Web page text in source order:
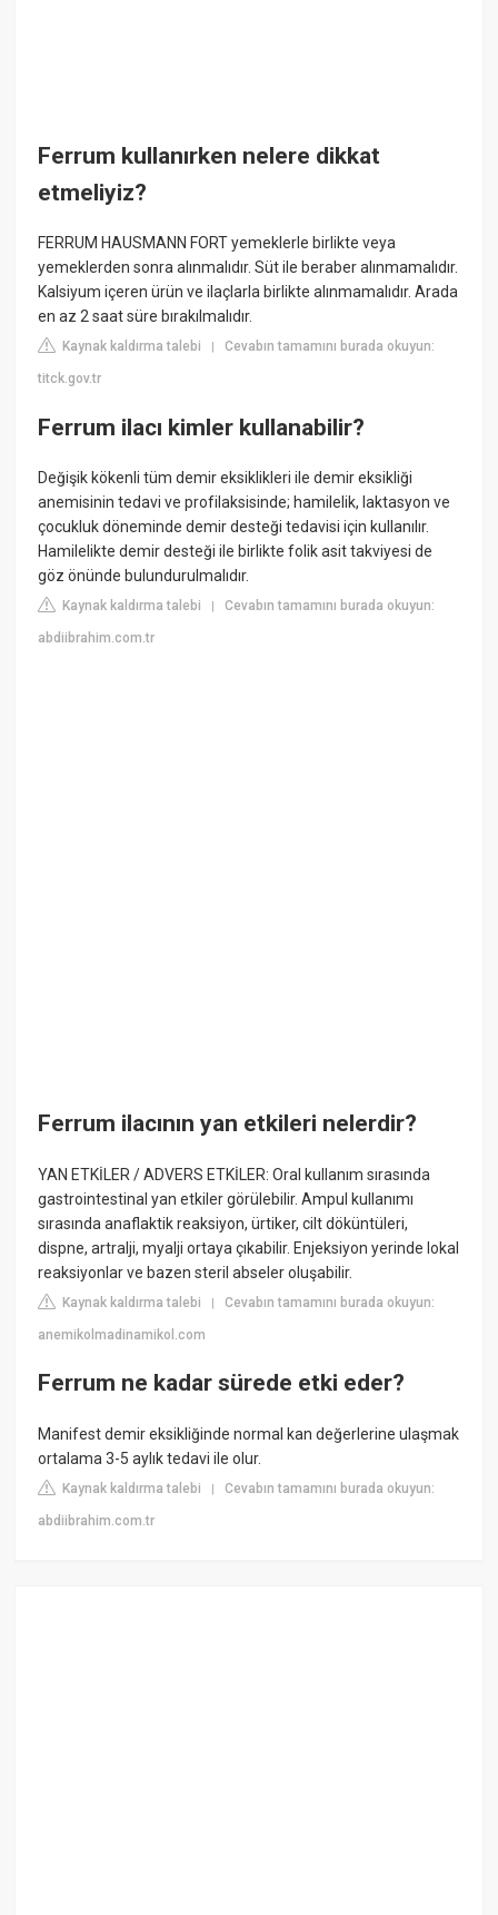
Ferrum kullanırken nelere dikkat
etmeliyiz?
FERRUM HAUSMANN FORT yemeklerle birlikte veya
yemeklerden sonra alınmalıdır. Süt ile beraber alınmamalıdır.
Kalsiyum içeren ürün ve ilaçlarla birlikte alınmamalıdır. Arada
en az 2 saat süre bırakılmalıdır.
Kaynak kaldırma talebi |Cevabın tamamını burada okuyun:
titck.gov.tr
Ferrum ilacı kimler kullanabilir?
Değişik kökenli tüm demir eksiklikleri ile demir eksikliği
anemisinin tedavi ve profilaksisinde; hamilelik, laktasyon ve
çocukluk döneminde demir desteği tedavisi için kullanılır.
Hamilelikte demir desteği ile birlikte folik asit takviyesi de
göz önünde bulundurulmalıdır.
Kaynak kaldırma talebi |Cevabın tamamını burada okuyun:
abdiibrahim.com.tr
Ferrum ilacının yan etkileri nelerdir?
YAN ETKİLER / ADVERS ETKİLER: Oral kullanım sırasında
gastrointestinal yan etkiler görülebilir. Ampul kullanımı
sırasında anaflaktik reaksiyon, ürtiker, cilt döküntüleri,
dispne, artralji, myalji ortaya çıkabilir. Enjeksiyon yerinde lokal
reaksiyonlar ve bazen steril abseler oluşabilir.
Kaynak kaldırma talebi |Cevabın tamamını burada okuyun:
anemikolmadinamikol.com
Ferrum ne kadar sürede etki eder?
Manifest demir eksikliğinde normal kan değerlerine ulaşmak
ortalama 3-5 aylık tedavi ile olur.
Kaynak kaldırma talebi |Cevabın tamamını burada okuyun:
abdiibrahim.com.tr